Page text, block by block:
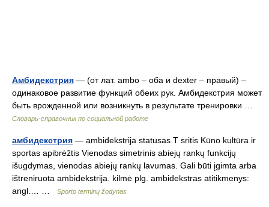
Амбидекстрия — (от лат. ambo – оба и dexter – правый) –
одинаковое развитие функций обеих рук. Амбидекстрия может
быть врожденной или возникнуть в результате тренировки …
Словарь-справочник по социальной работе
амбидекстрия — ambidekstrija statusas T sritis Kūno kultūra ir
sportas apibrėžtis Vienodas simetrinis abiejų rankų funkcijų
išugdymas, vienodas abiejų rankų lavumas. Gali būti įgimta arba
ištreniruota ambidekstrija. kilmė plg. ambidekstras atitikmenys:
angl.… …
Sporto terminų žodynas